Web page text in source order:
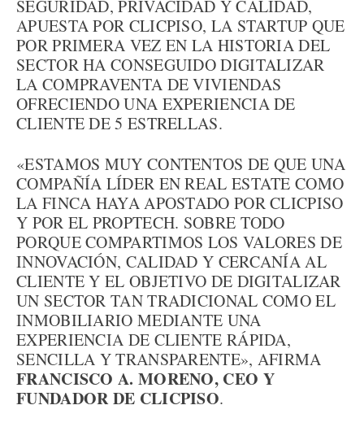
SEGURIDAD, PRIVACIDAD Y CALIDAD,
APUESTA POR CLICPISO, LA STARTUP QUE
POR PRIMERA VEZ EN LA HISTORIA DEL
SECTOR HA CONSEGUIDO DIGITALIZAR
LA COMPRAVENTA DE VIVIENDAS
OFRECIENDO UNA EXPERIENCIA DE
CLIENTE DE 5 ESTRELLAS.
«ESTAMOS MUY CONTENTOS DE QUE UNA
COMPAÑÍA LÍDER EN REAL ESTATE COMO
LA FINCA HAYA APOSTADO POR CLICPISO
Y POR EL PROPTECH. SOBRE TODO
PORQUE COMPARTIMOS LOS VALORES DE
INNOVACIÓN, CALIDAD Y CERCANÍA AL
CLIENTE Y EL OBJETIVO DE DIGITALIZAR
UN SECTOR TAN TRADICIONAL COMO EL
INMOBILIARIO MEDIANTE UNA
EXPERIENCIA DE CLIENTE RÁPIDA,
SENCILLA Y TRANSPARENTE», AFIRMA
FRANCISCO A. MORENO, CEO Y
FUNDADOR DE CLICPISO.